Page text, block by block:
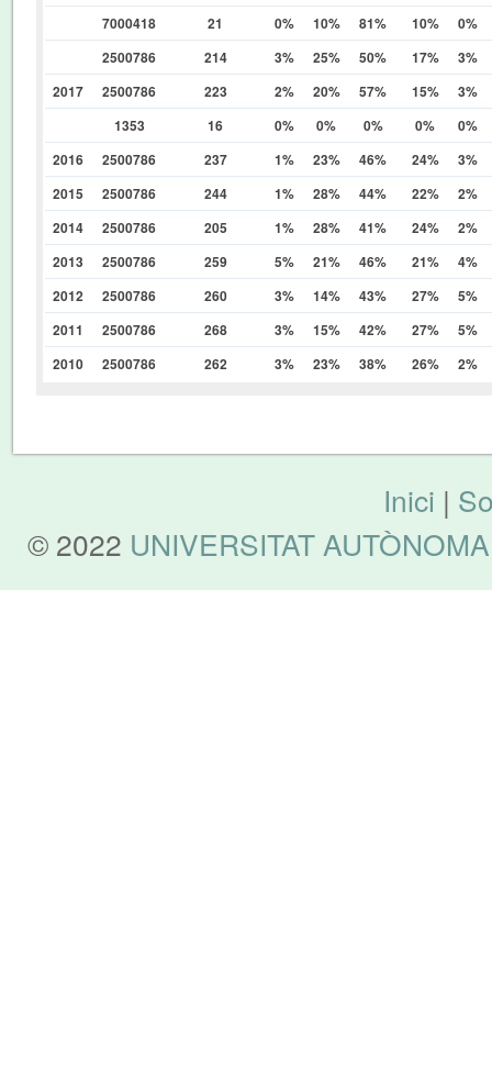
7000418
21 0% 10% 81% 10%
0%
2500786
214 3% 25% 50% 17%
3%
2017
2500786 223 2% 20% 57% 15%
3%
1353
16 0% 0% 0% 0%
0%
2016
2500786 237 1% 23% 46% 24%
3%
2015
2500786 244 1% 28% 44% 22%
2%
2014
2500786 205 1% 28% 41% 24%
2%
2013
2500786 259 5% 21% 46% 21%
4%
2012
2500786 260 3% 14% 43% 27%
5%
2011
2500786 268 3% 15% 42% 27%
5%
2010
2500786 262 3% 23% 38% 26% 2%
Inici |
© 2022 UNIVERSITAT